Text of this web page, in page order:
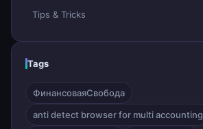
Tips & Tricks
Tags
ФинансоваяСвобода
anti detect browser for multi accounting